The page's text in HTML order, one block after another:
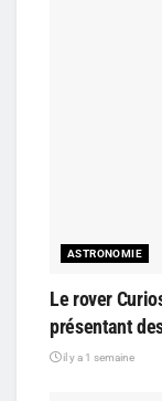
ASTRONOMIE
Le rover
présentant
il y a 1 semaine